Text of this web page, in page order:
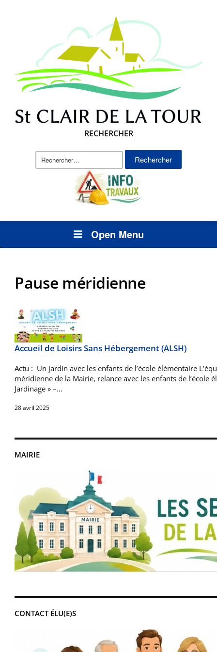
RECHERCHER
Rechercher :
Open Menu
MAIRIE
CONTACT ÉLU(E)S
Pause méridienne
Accueil de Loisirs Sans Hébergement (ALSH)
Actu : Un jardin avec les enfants de l’école élémentaire
méridienne de la Mairie, relance avec les enfants de l’école
Jardinage » –…
28 avril 2025